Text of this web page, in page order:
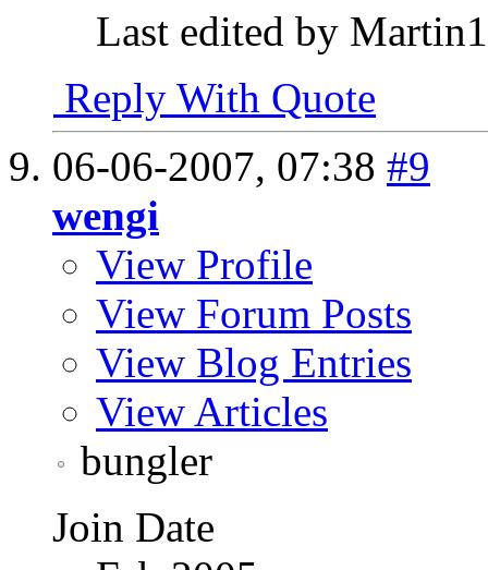
Last edited by
Reply With Quote
06-06-2007, 07:38 #9
wengi
View Profile
View Forum Posts
View Blog Entries
View Articles
bungler
Join Date